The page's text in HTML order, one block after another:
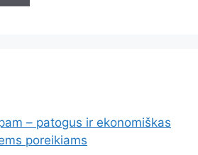
– patogus ir ekonomiškas
poreikiams